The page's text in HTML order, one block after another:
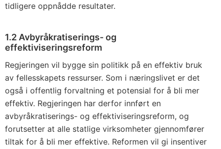
tidligere oppnådde resultater.
1.2 Avbyråkratiserings- og
effektiviseringsreform
Regjeringen vil bygge sin politikk på en effektiv bruk
av fellesskapets ressurser. Som i næringslivet er det
også i offentlig forvaltning et potensial for å bli mer
effektiv. Regjeringen har derfor innført en
avbyråkratiserings- og effektiviseringsreform, og
forutsetter at alle statlige virksomheter gjennomfører
tiltak for å bli mer effektive. Reformen vil gi insentiver